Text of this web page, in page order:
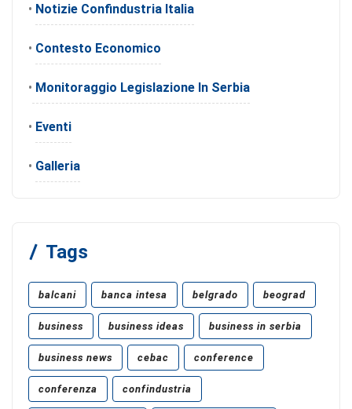
• Notizie Confindustria Italia
• Contesto Economico
• Monitoraggio Legislazione In Serbia
• Eventi
• Galleria
Tags
balcani banca intesa belgrado beograd
business business ideas business in serbia
business news cebac conference
conferenza confindustria